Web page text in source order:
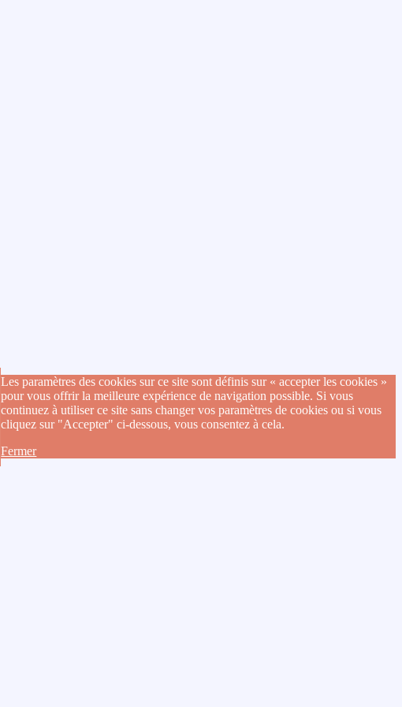
Les paramètres des cookies sur ce site sont définis sur « accepter les cookies »
pour vous offrir la meilleure expérience de navigation possible. Si vous
continuez à utiliser ce site sans changer vos paramètres de cookies ou si vous
cliquez sur "Accepter" ci-dessous, vous consentez à cela.
Fermer